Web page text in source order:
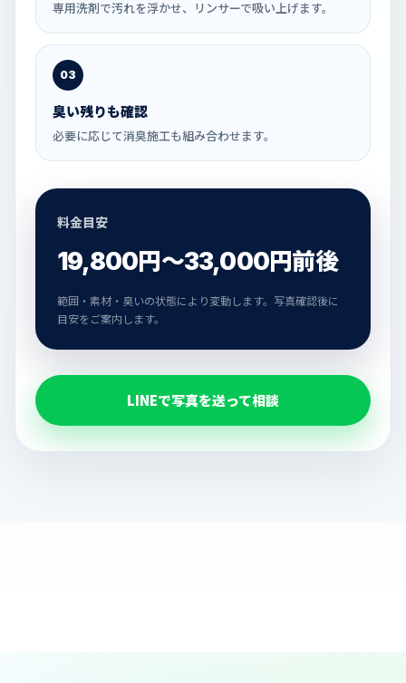
専用洗剤で汚れを浮かせ、リンサーで吸い上げます。
03
臭い残りも確認
必要に応じて消臭施工も組み合わせます。
料金目安
19,800円〜33,000円前後
範囲・素材・臭いの状態により変動します。写真確認後に
目安をご案内します。
LINEで写真を送って相談